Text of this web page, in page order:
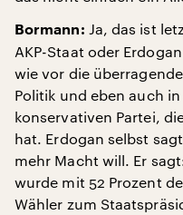
Bormann: Ja, das ist
AKP-Staat oder
wie vor die
Politik und eben auch
konservativen Partei,
hat. Erdogan selbst
mehr Macht will. Er
wurde mit 52 Prozent
Wähler zum